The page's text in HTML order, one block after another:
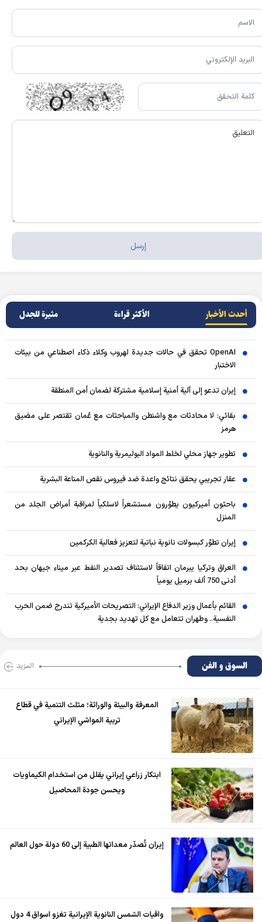
أحدث الأخبار الأکثر قراءة مثيرة للجدل
OpenAI تحقق في حالات جديدة لهروب وكلاء ذكاء اصطناعي من بيئات
الاختبار
إيران تدعو إلى آلية أمنية إسلامية مشتركة لضمان أمن المنطقة
بقائي: لا محادثات مع واشنطن والمباحثات مع عُمان تقتصر على مضيق
هرمز
تطوير جهاز محلي لخلط المواد البوليمرية والنانوية
عقار تجريبي يحقق نتائج واعدة ضد فيروس نقص المناعة البشرية
باحثون أميركيون يطوّرون مستشعراً لاسلكياً لمراقبة أمراض الجلد من
المنزل
إيران تطوّر كبسولات نانوية نباتية لتعزيز فعالية الكركمين
العراق وتركيا يبرمان اتفاقاً لاستئناف تصدير النفط عبر ميناء جيهان بحد
أدنى 750 ألف برميل يومياً
القائم بأعمال وزير الدفاع الإيراني: التصريحات الأميركية تندرج ضمن الحرب
النفسية.. وطهران تتعامل مع كل تهديد بجدية
السوق و الفن المزید
المعرفة والبيئة والوراثة؛ مثلث التنمية في قطاع
تربية المواشي الإيراني
ابتكار زراعي إيراني يقلل من استخدام الكيماويات
ويحسن جودة المحاصيل
إيران تُصدّر معداتها الطبية إلى 60 دولة حول العالم
واقيات الشمس النانوية الإيرانية تغزو اسواق 4 دول